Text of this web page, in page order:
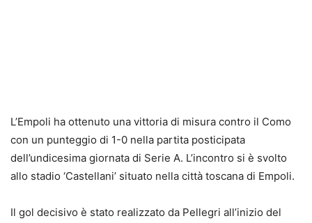
L’Empoli ha ottenuto una vittoria di misura contro il Como
con un punteggio di 1-0 nella partita posticipata
dell’undicesima giornata di Serie A. L’incontro si è svolto
allo stadio ‘Castellani’ situato nella città toscana di Empoli.
Il gol decisivo è stato realizzato da Pellegri all’inizio del